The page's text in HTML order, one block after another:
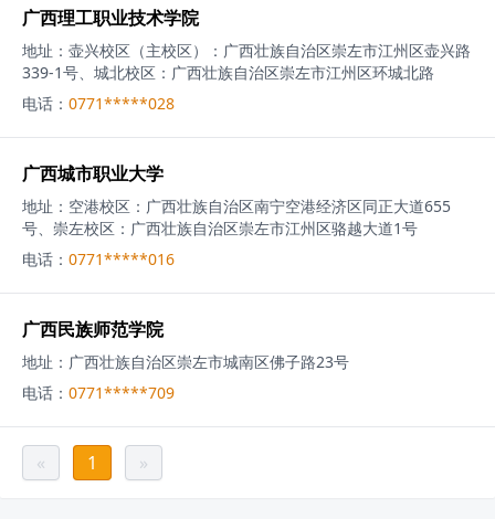
广西理工职业技术学院
地址： ‌‌壶兴校区（主校区）‌：广西壮族自治区崇左市江州区壶兴路
339-1号、城北校区‌：广西壮族自治区崇左市江州区环城北路
电话： 0771*****028
广西城市职业大学
地址： 空港校区：广西壮族自治区南宁空港经济区同正大道655
号、崇左校区：广西壮族自治区崇左市江州区骆越大道1号
电话： 0771*****016
广西民族师范学院
地址： 广西壮族自治区崇左市城南区佛子路23号
电话： 0771*****709
« 1 »